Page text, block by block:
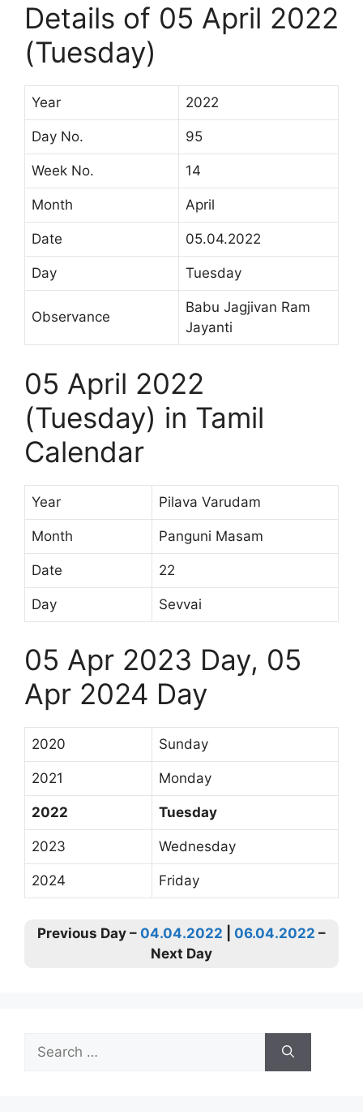
Details of 05 April 2022
(Tuesday)
Year 2022
Day No. 95
Week No. 14
Month April
Date 05.04.2022
Day Tuesday
Observance
Babu Jagjivan Ram
Jayanti
05 April 2022
(Tuesday) in Tamil
Calendar
Year Pilava Varudam
Month Panguni Masam
Date 22
Day Sevvai
05 Apr 2023 Day, 05
Apr 2024 Day
2020 Sunday
2021 Monday
2022 Tuesday
2023 Wednesday
2024 Friday
Previous Day – 04.04.2022 06.04.2022 –
Next Day
for: